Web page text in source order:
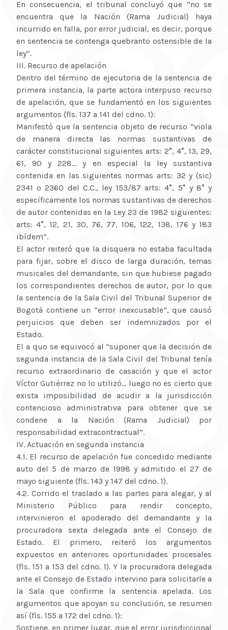
En consecuencia, el tribunal concluyó que “no se
encuentra que la Nación (Rama Judicial) haya
incurrido en falla, por error judicial, es decir, porque
en sentencia se contenga quebranto ostensible de la
ley”.
III. Recurso de apelación
Dentro del término de ejecutoria de la sentencia de
primera instancia, la parte actora interpuso recurso
de apelación, que se fundamentó en los siguientes
argumentos (fls. 137 a 141 del cdno. 1):
Manifestó que la sentencia objeto de recurso “viola
de manera directa las normas sustantivas de
carácter constitucional siguientes arts: 2°, 4°, 13, 29,
61, 90 y 228... y en especial la ley sustantiva
contenida en las siguientes normas arts: 32 y (sic)
2341 o 2360 del C.C., ley 153/87 arts: 4°, 5° y 8° y
específicamente los normas sustantivas de derechos
de autor contenidas en la Ley 23 de 1982 siguientes:
arts: 4°, 12, 21, 30, 76, 77, 106, 122, 138, 176 y 183
ibídem”.
El actor reiteró que la disquera no estaba facultada
para fijar, sobre el disco de larga duración, temas
musicales del demandante, sin que hubiese pagado
los correspondientes derechos de autor, por lo que
la sentencia de la Sala Civil del Tribunal Superior de
Bogotá contiene un “error inexcusable”, que causó
perjuicios que deben ser indemnizados por el
Estado.
El a quo se equivocó al “suponer que la decisión de
segunda instancia de la Sala Civil del Tribunal tenía
recurso extraordinario de casación y que el actor
Víctor Gutiérrez no lo utilizó... luego no es cierto que
exista imposibilidad de acudir a la jurisdicción
contencioso administrativa para obtener que se
condene a la Nación (Rama Judicial) por
responsabilidad extracontractual”.
IV. Actuación en segunda instancia
4.1. El recurso de apelación fue concedido mediante
auto del 5 de marzo de 1998 y admitido el 27 de
mayo siguiente (fls. 143 y 147 del cdno. 1).
4.2. Corrido el traslado a las partes para alegar, y al
Ministerio Público para rendir concepto,
intervinieron el apoderado del demandante y la
procuradora sexta delegada ante el Consejo de
Estado. El primero, reiteró los argumentos
expuestos en anteriores oportunidades procesales
(fls. 151 a 153 del cdno. 1). Y la procuradora delegada
ante el Consejo de Estado intervino para solicitarle a
la Sala que confirme la sentencia apelada. Los
argumentos que apoyan su conclusión, se resumen
así (fls. 155 a 172 del cdno. 1):
Sostiene, en primer lugar, que el error jurisdiccional